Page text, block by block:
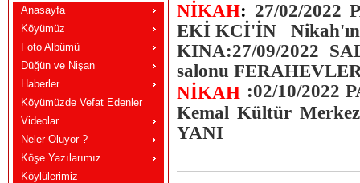
Anasayfa
Köyümüz
Foto Albümü
Düğün ve Nişan
Haberler
Köyümüzde Vefat Edenler
Videolar
Neler Oluyor ?
Köşe Yazılarımız
Köylülerimiz
NİKAH: 27/02/2022
EKİ KCİ'İN Nikah'ına
KINA:27/09/2022
salonu
NİKAH :02/10/2022
Kemal Kültür
YANI